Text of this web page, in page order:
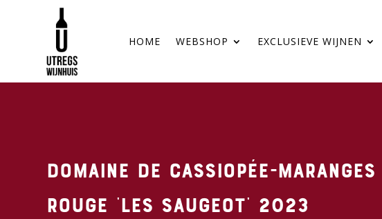
HOME WEBSHOP EXCLUSIEVE WIJNEN
Domaine de Cassiopée-Maranges
Rouge ‘Les Saugeot’ 2023